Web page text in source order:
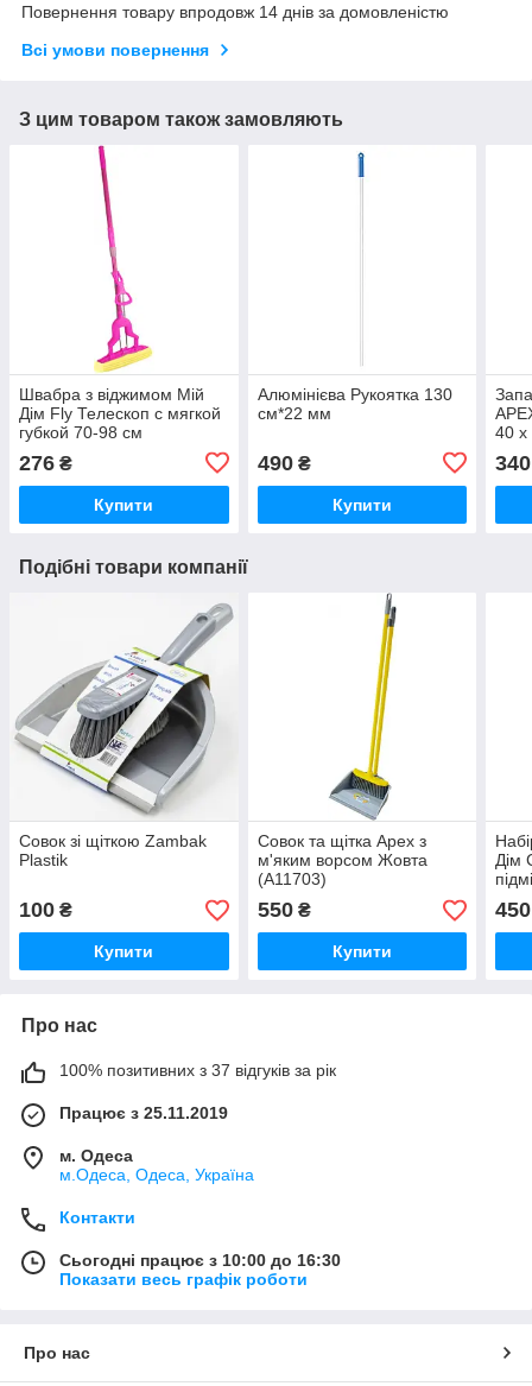
Повернення товару впродовж 14 днів за домовленістю
Всі умови повернення
З цим товаром також замовляють
Швабра з віджимом Мій
Дім Fly Телескоп с мягкой
губкой 70-98 см
276 ₴
Купити
Алюмінієва Рукоятка 130
см*22 мм
490₴
Купити
40 х
340
Подібні товари компанії
Совок зі щіткою Zambak
Plastik
100 ₴
Купити
Совок та щітка Apex з
м'яким ворсом Жовта
(A11703)
550₴
Купити
Дім
450
Про нас
100% позитивних з 37 відгуків за рік
Працює з 25.11.2019
м. Одеса
м.Одеса, Одеса, Україна
Контакти
Сьогодні працює з 10:00 до 16:30
Показати весь графік роботи
Про нас